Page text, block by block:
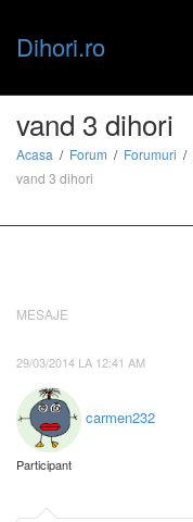
Dihori.ro
vand 3 dihori
Acasa Forum Forumuri
vand 3 dihori
MESAJE
29/03/2014 LA 12:41 AM
carmen232
Participant